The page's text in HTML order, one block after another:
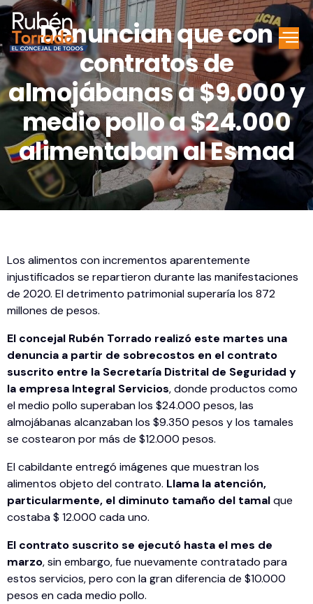
Denuncian que con
contratos de
almojábanas a $9.000 y
medio pollo a $24.000
alimentaban al Esmad
Los alimentos con incrementos aparentemente
injustificados se repartieron durante las manifestaciones
de 2020. El detrimento patrimonial superaría los 872
millones de pesos.
El concejal Rubén Torrado realizó este martes una
denuncia a partir de sobrecostos en el contrato
suscrito entre la Secretaría Distrital de Seguridad y
la empresa Integral Servicios, donde productos como
el medio pollo superaban los $24.000 pesos, las
almojábanas alcanzaban los $9.350 pesos y los tamales
se costearon por más de $12.000 pesos.
El cabildante entregó imágenes que muestran los
alimentos objeto del contrato. Llama la atención,
particularmente, el diminuto tamaño del tamalque
costaba $ 12.000 cada uno.
El contrato suscrito se ejecutó hasta el mes de
marzo, sin embargo, fue nuevamente contratado para
estos servicios, pero con la gran diferencia de $10.000
pesos en cada medio pollo.